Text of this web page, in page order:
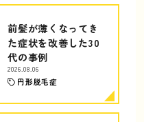
前髪が薄くなってき
た症状を改善した30
代の事例
2026.08.06
円形脱毛症